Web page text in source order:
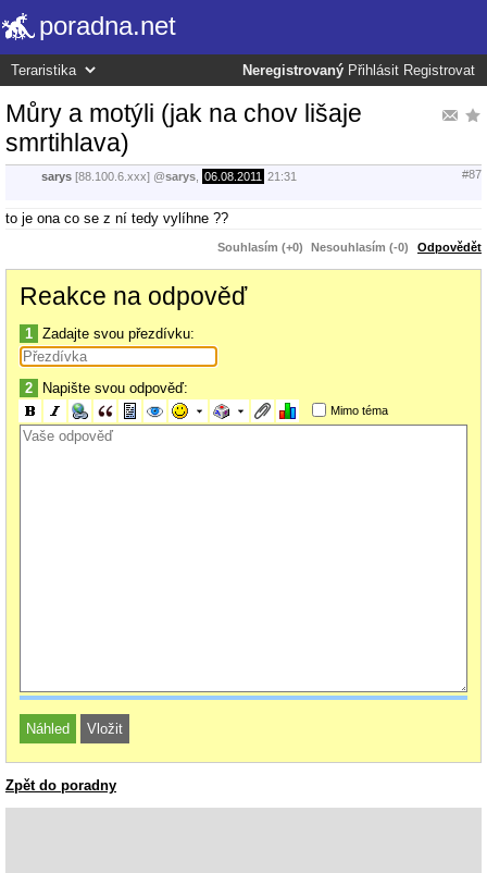
poradna.net
Neregistrovaný Přihlásit Registrovat
Můry a motýli (jak na chov lišaje
smrtihlava)
sarys [88.100.6.xxx] @sarys 06.08.2011 21:31 #87
to je ona co se z ní tedy vylíhne ??
Souhlasím (+0) Nesouhlasím (-0) Odpovědět
Reakce na odpověď
1 Zadajte svou přezdívku:
2 Napište svou odpověď:
Mimo téma
Zpět do poradny